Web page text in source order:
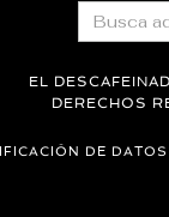
EL
DERECHOS
DE DATOS